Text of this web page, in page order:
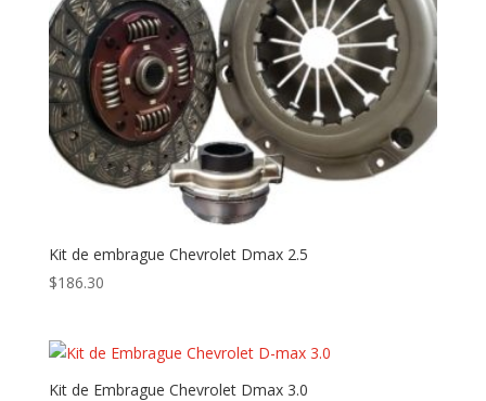
Kit de embrague Chevrolet Dmax 2.5
$186.30
Kit de Embrague Chevrolet Dmax 3.0